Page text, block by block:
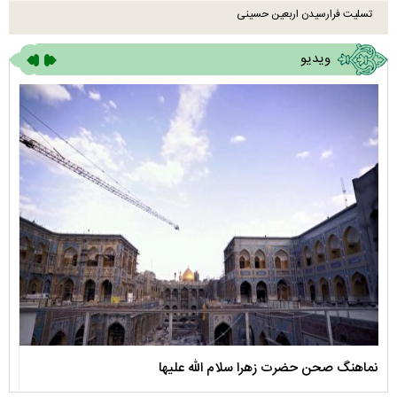
تسلیت فرارسیدن اربعین حسینی
ویدیو
نماهنگ صحن حضرت زهرا سلام الله علیها